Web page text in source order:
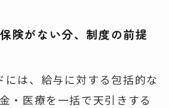
険がない分、制度の前提
には、給与に対する包括的な
・医療を一括で天引きする